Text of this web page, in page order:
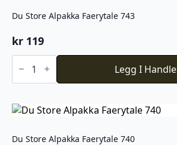
Du Store Alpakka Faerytale 743
kr 119
Du
Store
Faerytale
antall
Legg I
Du Store Alpakka Faerytale 740